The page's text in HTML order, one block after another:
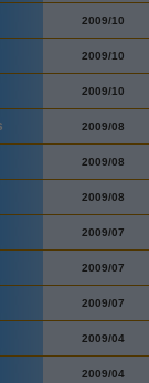
2009/10
2009/10
2009/10
2009/08
2009/08
2009/08
2009/07
2009/07
2009/07
2009/04
2009/04